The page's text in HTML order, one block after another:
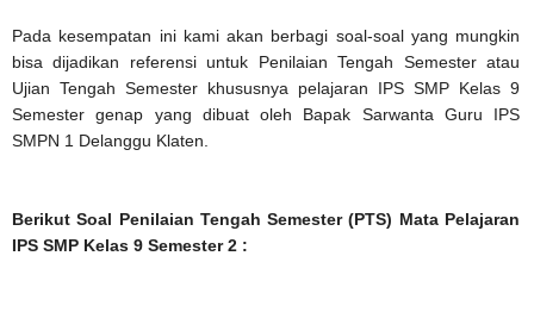
Pada kesempatan ini kami akan berbagi soal-soal yang mungkin
bisa dijadikan referensi untuk Penilaian Tengah Semester atau
Ujian Tengah Semester khususnya pelajaran IPS SMP Kelas 9
Semester genap yang dibuat oleh Bapak Sarwanta Guru IPS
SMPN 1 Delanggu Klaten.
Berikut Soal Penilaian Tengah Semester (PTS) Mata Pelajaran
IPS SMP Kelas 9 Semester 2 :